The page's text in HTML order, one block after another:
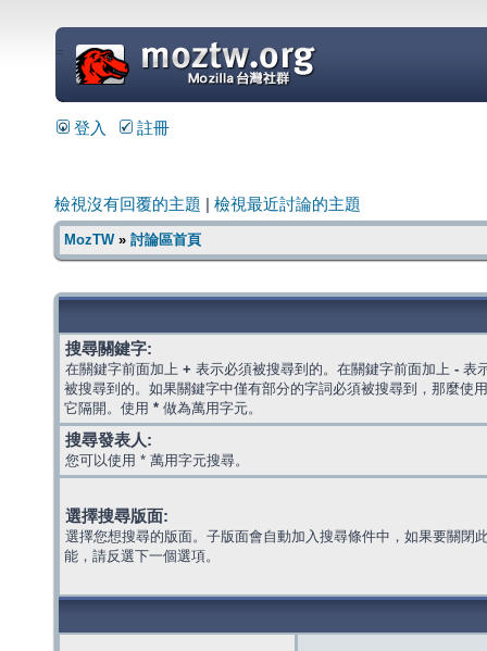
=
登入 註冊
檢視沒有回覆的主題 檢視最近討論的主題
MozTW» 討論區首頁
搜尋關鍵字:
在關鍵字前面加上 + 表示必須被搜尋到的。在關鍵字前面加上 - 表
被搜尋到的。如果關鍵字中僅有部分的字詞必須被搜尋到，那麼使
它隔開。使用 * 做為萬用字元。
搜尋發表人:
您可以使用 * 萬用字元搜尋。
選擇搜尋版面:
選擇您想搜尋的版面。子版面會自動加入搜尋條件中，如果要關閉
能，請反選下一個選項。